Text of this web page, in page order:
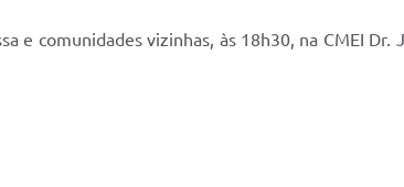
e comunidades vizinhas, às 18h30, na CMEI Dr.